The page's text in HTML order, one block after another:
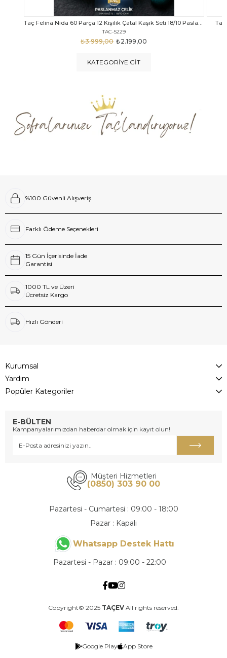
Taç Calista Tivoli 72 Parça 12 Kişilik Çatal Kaşık Bıçak Seti
TAC-5040
₺2.999,00
₺4.289,00
Taç
KATEGORIYE GIT
%100 Güvenli Alışveriş
Farklı Ödeme Seçenekleri
15 Gün İçerisinde İade
Garantisi
1000 TL ve Üzeri
Ücretsiz Kargo
Hızlı Gönderi
Kurumsal
Yardım
Popüler Kategoriler
E-BÜLTEN
Kampanyalarımızdan haberdar olmak için kayıt olun!
Müşteri Hizmetleri
(0850) 303 90 00
Pazartesi - Cumartesi : 09:00 - 18:00
Pazar : Kapalı
Whatsapp Destek Hattı
Pazartesi - Pazar : 09:00 - 22:00
Copyright© 2025 TAÇEV All rights reserved.
Google Play App Store